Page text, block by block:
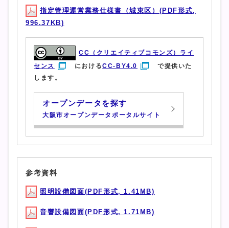
指定管理運営業務仕様書（城東区）(PDF形式,
996.37KB)
CC（クリエイティブコモンズ）ライ
センス
におけるCC-BY4.0
で提供いた
します。
オープンデータを探す
大阪市オープンデータポータルサイト
参考資料
照明設備図面(PDF形式, 1.41MB)
音響設備図面(PDF形式, 1.71MB)